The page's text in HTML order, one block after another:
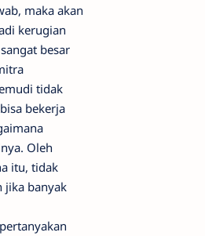
maka akan
kerugian
besar
tidak
bekerja
Oleh
itu, tidak
jika banyak